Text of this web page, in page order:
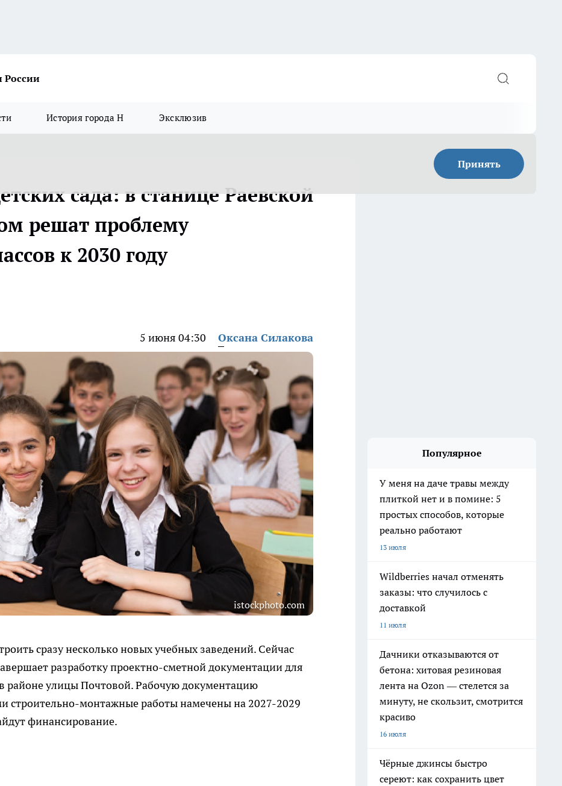
России
История города Н Эксклюзив
Принять
сада: в станице Раевской
решат проблему
к 2030 году
5 июня 04:30 Оксана Силакова
istockphoto.com
сразу несколько новых учебных заведений. Сейчас
разработку проектно-сметной документации для
районе улицы Почтовой. Рабочую документацию
строительно-монтажные работы намечены на 2027-2029
финансирование.
Популярное
У меня на даче травы между
плиткой нет и в помине: 5
простых способов, которые
реально работают
13 июля
Wildberries начал отменять
заказы: что случилось с
доставкой
11 июля
Дачники отказываются от
бетона: хитовая резиновая
лента на Ozon — стелется за
минуту, не скользит, смотрится
красиво
16 июля
Чёрные джинсы быстро
сереют: как сохранить цвет